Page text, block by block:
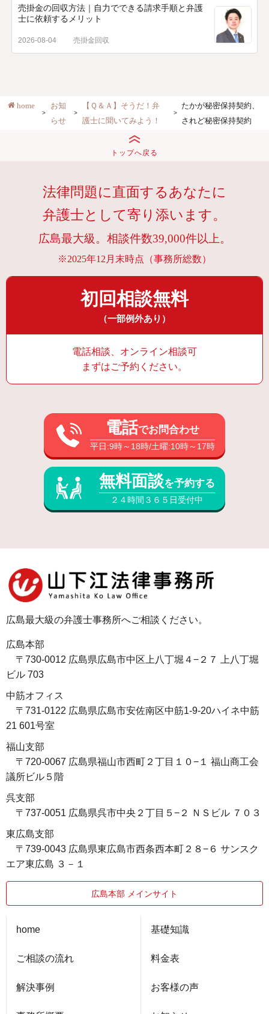
売掛金の回収方法｜自力でできる請求手順と弁護
士に依頼するメリット
2026-08-04 売掛金回収
home
お知
らせ
【Ｑ＆Ａ】そうだ！弁
護士に聞いてみよう！
たかが秘密保持契約、
されど秘密保持契約
トップへ戻る
法律問題に直面するあなたに
弁護士として寄り添います。
広島最大級。相談件数39,000件以上。
※2025年12月末時点（事務所総数）
初回相談無料
（一部例外あり）
電話相談、オンライン相談可
まずはご予約ください。
電話でお問合わせ
平日:9時～18時/土曜:10時～17時
無料面談を予約する
２４時間３６５日受付中
広島最大級の弁護士事務所へご相談ください。
広島本部
〒730-0012 広島県広島市中区上八丁堀４−２７ 上八丁堀
ビル 703
中筋オフィス
〒731-0122 広島県広島市安佐南区中筋1-9-20ハイネ中筋
21 601号室
福山支部
〒720-0067 広島県福山市西町２丁目１０−１ 福山商工会
議所ビル５階
呉支部
〒737-0051 広島県呉市中央２丁目５−２ ＮＳビル ７０３
東広島支部
〒739-0043 広島県東広島市西条西本町２８−６ サンスク
エア東広島 ３－１
広島本部 メインサイト
home
ご相談の流れ
解決事例
基礎知識
料金表
お客様の声